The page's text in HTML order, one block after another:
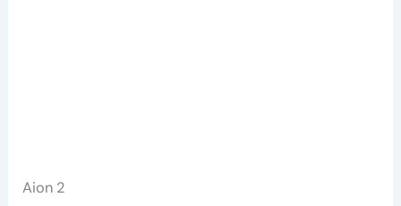
Aion 2